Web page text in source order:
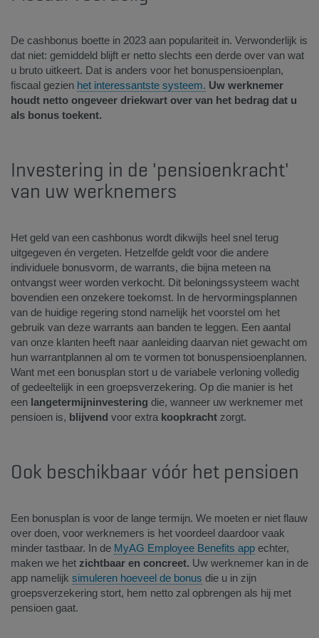
​De cashbonus boette in 2023 aan populariteit in. Verwonderlijk is
dat niet: gemiddeld blijft er netto slechts een derde over​ van wat
u bruto uitkeert. Dat is anders voor het bonuspensioenplan,
fiscaal gezien het interessantste systeem. Uw werknemer
houdt netto ongeveer driekwart over van het bedrag dat u
als bonus toekent.​​
​Investering in de 'pensioenkracht'
van uw werknemers ​​
Het geld van een cashbonus wordt dikwijls heel snel terug
uitgegeven én vergeten. Hetzelfde geldt voor die andere
individuele bonusvorm, de warrants, die bijna meteen na
ontvangst weer worden verkocht. Dit beloningssysteem wacht
bovendien een onzekere toekomst. In de hervormingsplannen
van de huidige regering stond namelijk het voorstel om het
gebruik van deze warrants aan banden te leggen. Een aantal
van onze klanten heeft naar aanleiding daarvan niet gewacht om
hun warrantplannen al om te vormen tot bonuspensioenplannen.
Want met een bonusplan stort u de variabele verloning volledig
of gedeeltelijk in een groepsverzekering. Op die manier is het
een langetermijninvestering die, wanneer uw werknemer met
pensioen is, blijvend voor extra koopkracht zorgt. ​
​Ook beschikbaar vóór het pensioen ​
Een bonusplan is voor de lange termijn. We moeten er niet flauw
over doen, voor werknemers is het voordeel daardoor vaak
minder tastbaar. In de MyAG Employee Benefits app echter,
maken we het zichtbaar en concreet. Uw werknemer kan in de
app namelijk simuleren hoeveel de bonus die u in zijn
groepsverzekering stort, hem netto zal opbrengen als hij met
pensioen gaat.